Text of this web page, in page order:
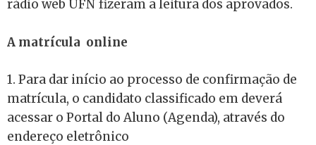
rádio web UFN fizeram a leitura dos aprovados.
A matrícula online
1. Para dar início ao processo de confirmação de
matrícula, o candidato classificado em deverá
acessar o Portal do Aluno (Agenda), através do
endereço eletrônico